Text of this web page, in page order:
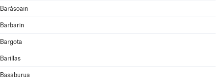
Barásoain
Barbarin
Bargota
Barillas
Basaburua